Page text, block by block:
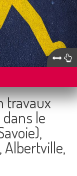
travaux
le
Albertville,